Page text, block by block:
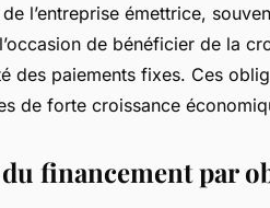
l’entreprise émettrice,
de bénéficier de la
des paiements fixes. Ces
de forte croissance
financement par